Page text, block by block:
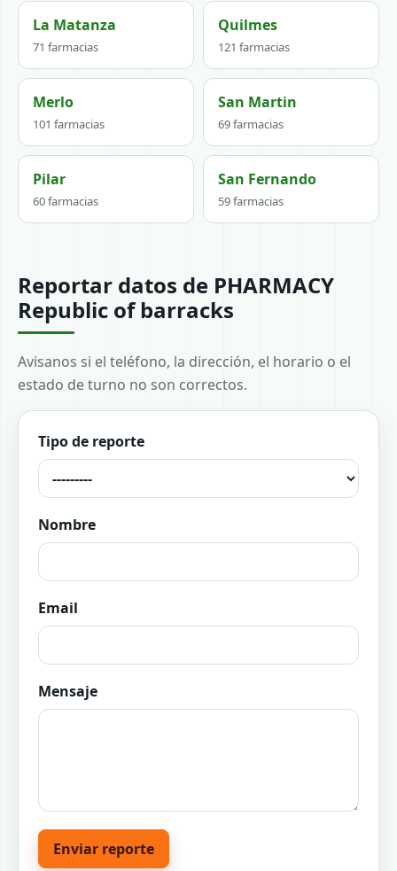
La Matanza
71 farmacias
Quilmes
121 farmacias
Merlo
101 farmacias
San Martin
69 farmacias
Pilar
60 farmacias
San Fernando
59 farmacias
Reportar datos de PHARMACY
Republic of barracks
Avisanos si el teléfono, la dirección, el horario o el
estado de turno no son correctos.
Tipo de reporte
Nombre
Email
Mensaje
Enviar reporte